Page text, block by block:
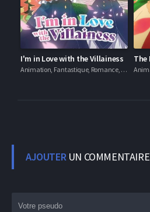
I'm in Love with the Villainess
Animation, Fantastique, Romance, Séries VF
AJOUTERUN COMMENTAIRE